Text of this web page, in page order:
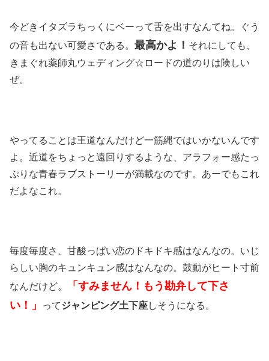
今どきイタズラちっくにベーって舌を出すなんてね。ぐう
の音も出ない可愛さである。 最高かよ！ それにしても、
きまぐれ薬師丸ウェディング☆ロードの道のりは険しい
ぜ。
やってることは王道なんだけど一筋縄ではいかないんです
よ。近道をちょっと遠回りするような、アラフォー感たっ
ぷりな青春ラブストーリーが満載なのです。あーでもこれ
だよなこれ。
毎度毎度さ、甘酸っぱい恋のドキドキ感はなんなの。いじ
らしい胸のキュンキュン感はなんなの。鼓動がヒート寸前
なんだけど。
「すみません！もう勘弁して下さ
い！」
ってジャンピング土下座しそうになる。